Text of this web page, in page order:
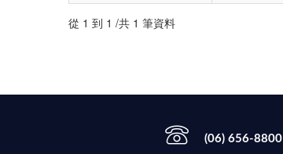
從 1 到 1 /共 1 筆資料
(06) 656-8800